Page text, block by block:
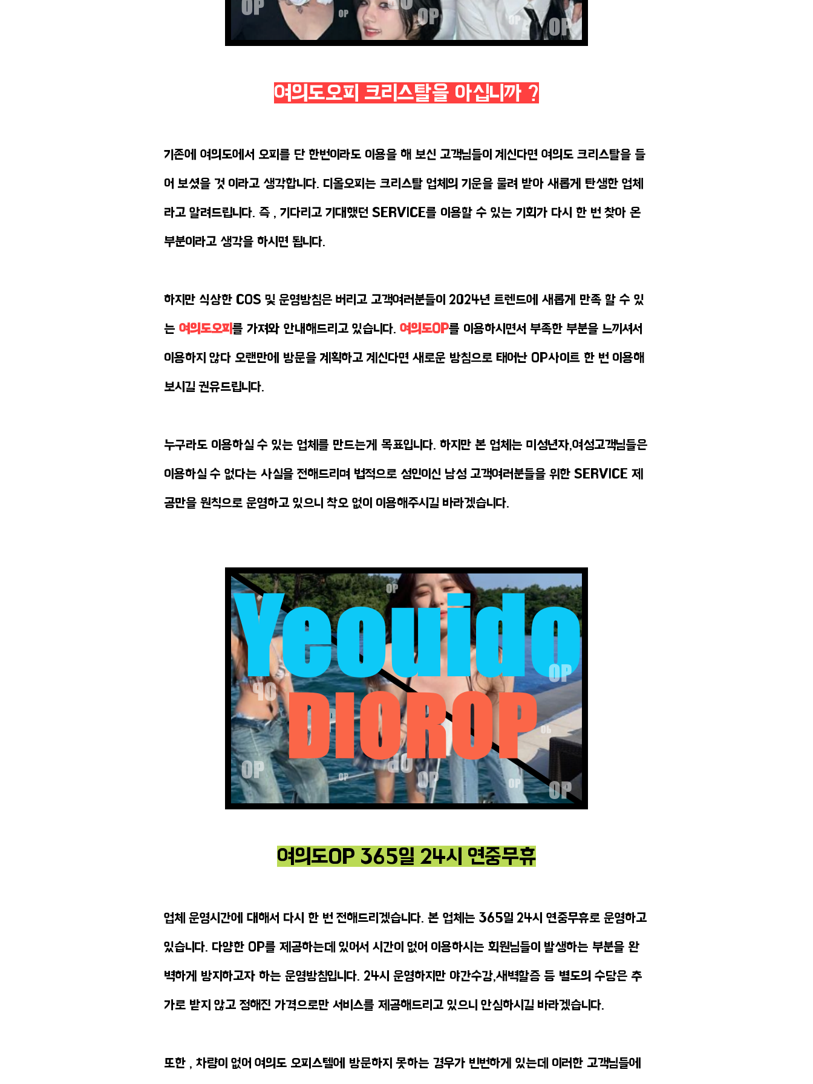
여의도오피 크리스탈을 아십니까 ?
기존에 여의도에서 오피를 단 한번이라도 이용을 해 보신 고객님들이 계신다면 여의도 크리스탈을 들
어 보셨을 것 이라고 생각합니다. 디올오피는 크리스탈 업체의 기운을 물려 받아 새롭게 탄생한 업체
라고 알려드립니다. 즉 , 기다리고 기대했던 SERVICE를 이용할 수 있는 기회가 다시 한 번 찾아 온
부분이라고 생각을 하시면 됩니다.
하지만 식상한 COS 및 운영방침은 버리고 고객여러분들이 2024년 트렌드에 새롭게 만족 할 수 있
는 여의도오피 를 가져와 안내해드리고 있습니다. 여의도OP를 이용하시면서 부족한 부분을 느끼셔서
이용하지 않다 오랜만에 방문을 계획하고 계신다면 새로운 방침으로 태어난 OP사이트 한 번 이용해
보시길 권유드립니다.
​누구라도 이용하실 수 있는 업체를 만드는게 목표입니다. 하지만 본 업체는 미성년자,여성고객님들은
이용하실 수 없다는 사실을 전해드리며 법적으로 성인이신 남성 고객여러분들을 위한 SERVICE 제
공만을 원칙으로 운영하고 있으니 착오 없이 이용해주시길 바라겠습니다.
여의도OP 365일 24시 연중무휴
업체 운영시간에 대해서 다시 한 번 전해드리겠습니다. 본 업체는 365일 24시 연중무휴로 운영하고
있습니다. 다양한 OP를 제공하는데 있어서 시간이 없어 이용하시는 회원님들이 발생하는 부분을 완
벽하게 방지하고자 하는 운영방침입니다. 24시 운영하지만 야간수강,새벽할증 등 별도의 수당은 추
가로 받지 않고 정해진 가격으로만 서비스를 제공해드리고 있으니 안심하시길 바라겠습니다.
또한 , 차량이 없어 여의도 오피스텔에 방문하지 못하는 경우가 빈번하게 있는데 이러한 고객님들에